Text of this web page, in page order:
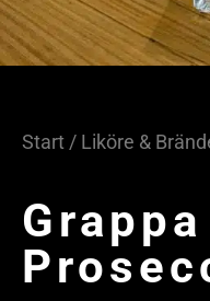
Start / Liköre &